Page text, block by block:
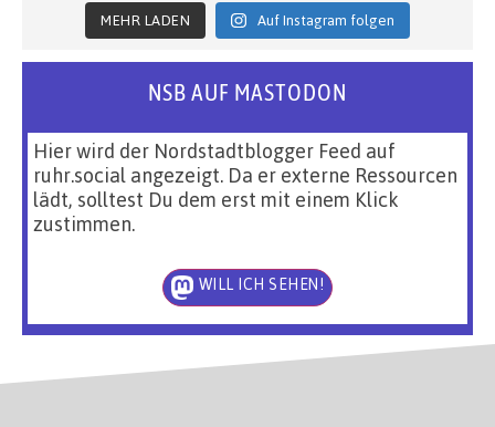
MEHR LADEN Auf Instagram folgen
NSB AUF MASTODON
Hier wird der Nordstadtblogger Feed auf
ruhr.social angezeigt. Da er externe Ressourcen
lädt, solltest Du dem erst mit einem Klick
zustimmen.
WILL ICH SEHEN!